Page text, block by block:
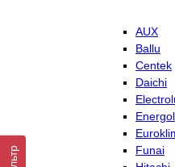
AUX
Ballu
Centek
Daichi
Funai